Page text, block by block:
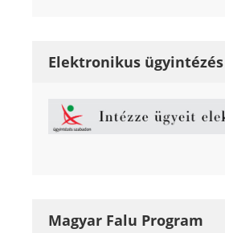
Elektronikus ügyintézés
Magyar Falu Program